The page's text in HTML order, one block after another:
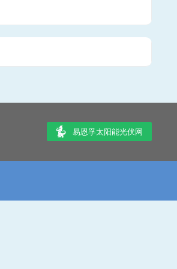
易恩孚太阳能光伏网